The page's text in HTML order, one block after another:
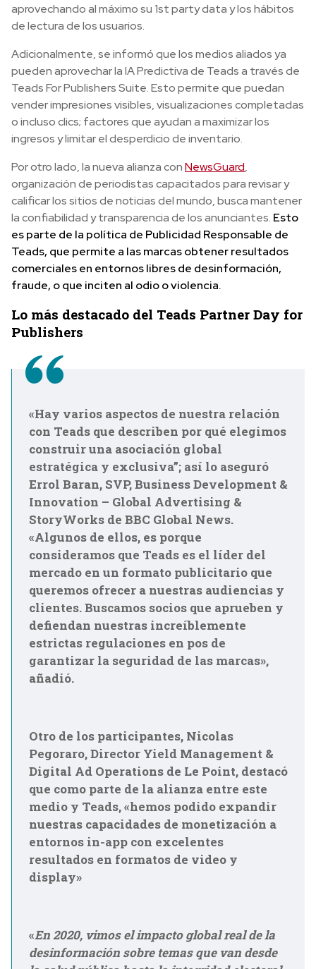
aprovechando al máximo su 1st party data y los hábitos
de lectura de los usuarios.
Adicionalmente, se informó que los medios aliadosya
pueden aprovechar laIA Predictiva de Teads a través de
Teads For Publishers Suite. Esto permite quepuedan
vender impresiones visibles, visualizaciones completadas
o incluso clics; factores que ayudan a maximizar los
ingresos y limitar el desperdicio de inventario.
Por otro lado, lanueva alianza conNewsGuard,
organización de periodistas capacitados para revisar y
calificar los sitios de noticias del mundo, busca mantener
la confiabilidad y transparencia de los anunciantes. Esto
es parte de la política de Publicidad Responsable de
Teads, que permite a las marcas obtener resultados
comerciales en entornos libres de desinformación,
fraude, o que inciten al odio o violencia.
Lo más destacado del Teads Partner Day for
Publishers
«Hay varios aspectos de nuestra relación
con Teads que describen por qué elegimos
construir una asociación global
estratégica y exclusiva”; así lo aseguró
Errol Baran, SVP, Business Development &
Innovation – Global Advertising &
StoryWorks de BBC Global News.
«Algunos de ellos, es porque
consideramos que Teads es el líder del
mercado en un formato publicitario que
queremos ofrecer a nuestras audiencias y
clientes. Buscamos socios que aprueben y
defiendan nuestras increíblemente
estrictas regulaciones en pos de
garantizar la seguridad de las marcas»,
añadió.
Otro de los participantes, Nicolas
Pegoraro, Director Yield Management &
Digital Ad Operations de Le Point, destacó
que como parte de la alianza entre este
medio y Teads, «hemos podido expandir
nuestras capacidades de monetización a
entornos in-app con excelentes
resultados en formatos de video y
display»
«En 2020, vimos el impacto global real de la
desinformación sobre temas que van desde